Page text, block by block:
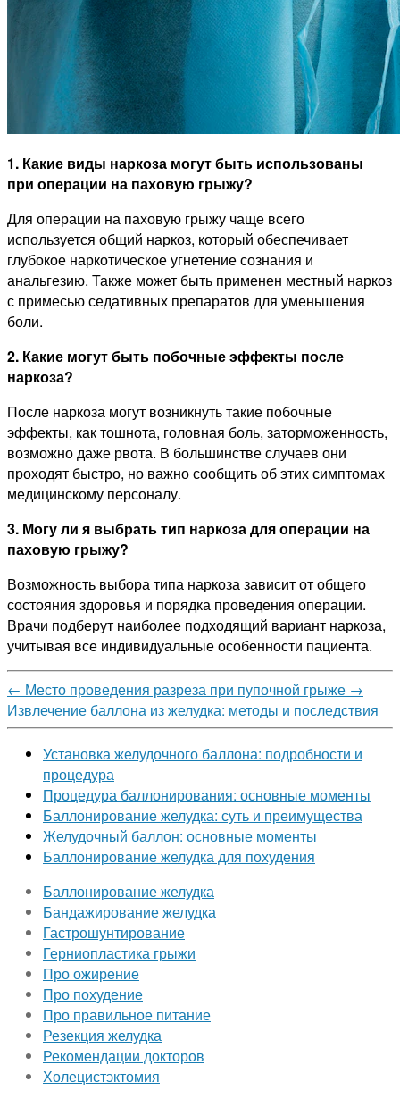
1. Какие виды наркоза могут быть использованы
при операции на паховую грыжу?
Для операции на паховую грыжу чаще всего
используется общий наркоз, который обеспечивает
глубокое наркотическое угнетение сознания и
анальгезию. Также может быть применен местный наркоз
с примесью седативных препаратов для уменьшения
боли.
2. Какие могут быть побочные эффекты после
наркоза?
После наркоза могут возникнуть такие побочные
эффекты, как тошнота, головная боль, заторможенность,
возможно даже рвота. В большинстве случаев они
проходят быстро, но важно сообщить об этих симптомах
медицинскому персоналу.
3. Могу ли я выбрать тип наркоза для операции на
паховую грыжу?
Возможность выбора типа наркоза зависит от общего
состояния здоровья и порядка проведения операции.
Врачи подберут наиболее подходящий вариант наркоза,
учитывая все индивидуальные особенности пациента.
← Место проведения разреза при пупочной грыже →
Извлечение баллона из желудка: методы и последствия
Установка желудочного баллона: подробности и
процедура
Процедура баллонирования: основные моменты
Баллонирование желудка: суть и преимущества
Желудочный баллон: основные моменты
Баллонирование желудка для похудения
Баллонирование желудка
Бандажирование желудка
Гастрошунтирование
Герниопластика грыжи
Про ожирение
Про похудение
Про правильное питание
Резекция желудка
Рекомендации докторов
Холецистэктомия